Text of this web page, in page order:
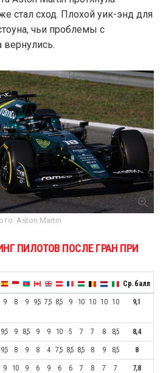
стал сход. Плохой уик-энд для
чьи проблемы с
Aston Martin
ПИЛОТОВ ПОСЛЕ ГРАН ПРИ
Ср. балл
9 8 9 9,5 7,5 8,5 9 10 10 10 10 9,1
9,5 9 8,5 9 9 10 5 7 7 8 8,5 8,4
9,5 8 9 8 4 7,5 8,5 8,5 8 9 8,5 8
9 10 9 6 9 6 6 7 8 7 7 7,8